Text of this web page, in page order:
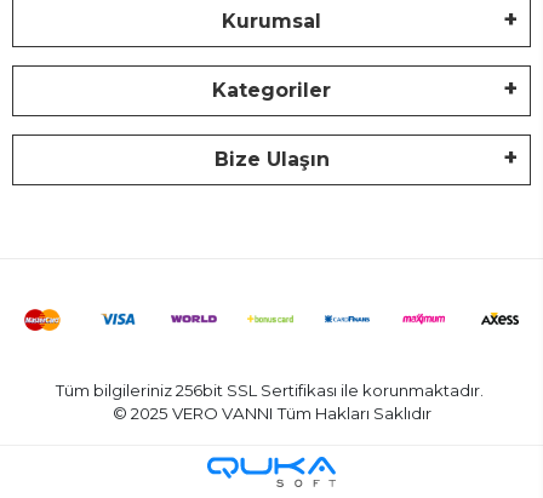
Kurumsal
Kategoriler
Bize Ulaşın
Tüm bilgileriniz 256bit SSL Sertifikası ile korunmaktadır.
© 2025 VERO VANNITüm Hakları Saklıdır